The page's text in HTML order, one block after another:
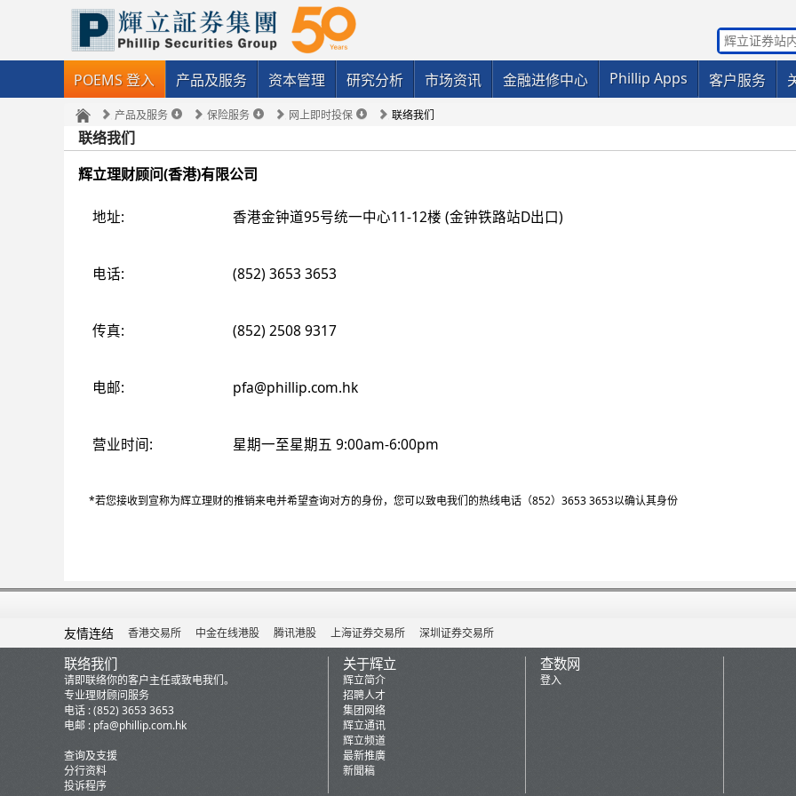
POEMS 登入 产品及服务 资本管理 研究分析 市场资讯 金融进修中心 Phillip Apps 客户服务
产品及服务 保险服务 网上即时投保 联络我们
联络我们
辉立理财顾问(香港)有限公司
地址 香港金钟道95号统一中心11-12楼 (金钟铁路站D出口)
电话 (852) 3653 3653
传真 (852) 2508 9317
电邮 pfa@phillip.com.hk
营业时间 星期一至星期五 9:00am-6:00pm
*若您接收到宣称为辉立理财的推销来电并希望查询对方的身份，您可以致电我们的热线电话（852）3653 3653以确认其身份
友情连结 香港交易所 中金在线港股 腾讯港股 上海证券交易所 深圳证券交易所
联络我们
请即联络你的客户主任或致电我们。
专业理财顾问服务
电话 : (852) 3653 3653
电邮 : pfa@phillip.com.hk
查询及支援
分行资料
投诉程序
关于辉立
辉立简介
招聘人才
集团网络
辉立通讯
辉立频道
最新推廣
新聞稿
查数网
登入